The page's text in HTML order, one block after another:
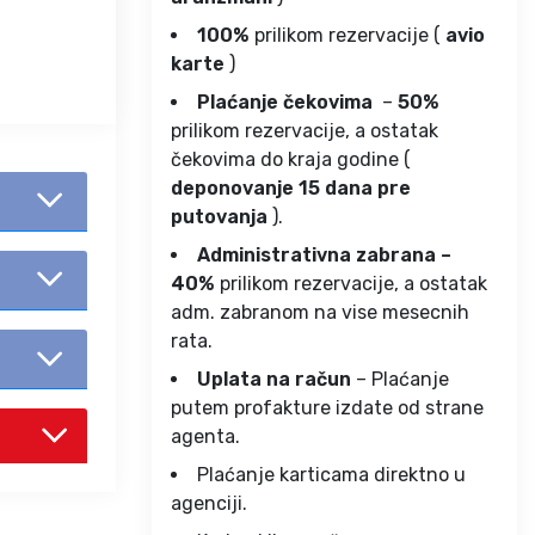
100% prilikom rezervacije ( avio
karte )
Plaćanje čekovima – 50%
prilikom rezervacije, a ostatak
čekovima do kraja godine (
deponovanje 15 dana pre
putovanja ).
Administrativna zabrana –
40% prilikom rezervacije, a ostatak
adm. zabranom na vise mesecnih
rata.
Uplata na račun – Plaćanje
putem profakture izdate od strane
agenta.
Plaćanje karticama direktno u
agenciji.